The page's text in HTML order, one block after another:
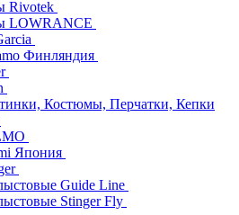
Rivotek
LOWRANCE
Финляндия
Костюмы, Перчатки, Кепки
Япония
Guide Line
Stinger Fly